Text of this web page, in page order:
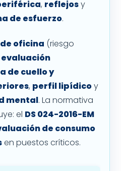
, reflejosy
de esfuerzo.
oficina (riesgo
evaluación
de cuello y
, perfil lipídicoy
mental. La normativa
el DS 024-2016-EM
de consumo
en puestos críticos.